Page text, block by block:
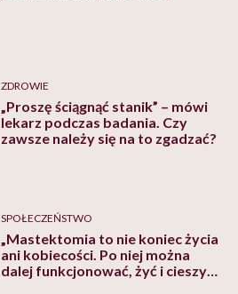
ZDROWIE
„Proszę ściągnąć stanik” – mówi
lekarz podczas badania. Czy
zawsze należy się na to zgadzać?
SPOŁECZEŃSTWO
„Mastektomia to nie koniec życia
ani kobiecości. Po niej można
dalej funkcjonować, żyć i cieszyć